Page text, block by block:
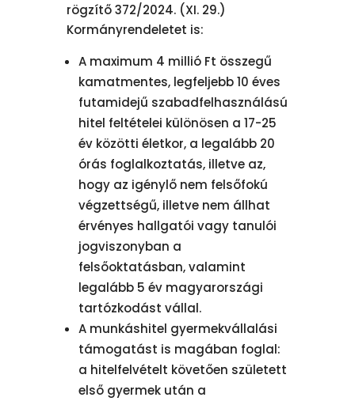
rögzítő 372/2024. (XI. 29.)
Kormányrendeletet is:
A maximum 4 millió Ft összegű
kamatmentes, legfeljebb 10 éves
futamidejű szabadfelhasználású
hitel feltételei különösen a 17-25
év közötti életkor, a legalább 20
órás foglalkoztatás, illetve az,
hogy az igénylő nem felsőfokú
végzettségű, illetve nem állhat
érvényes hallgatói vagy tanulói
jogviszonyban a
felsőoktatásban, valamint
legalább 5 év magyarországi
tartózkodást vállal.
A munkáshitel gyermekvállalási
támogatást is magában foglal:
a hitelfelvételt követően született
első gyermek után a